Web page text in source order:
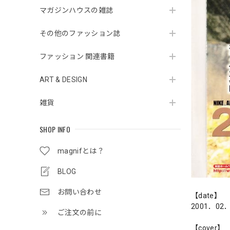
マガジンハウスの雑誌
その他のファッション誌
ファッション 関連書籍
ART & DESIGN
雑貨
SHOP INFO
magnifとは？
BLOG
お問い合わせ
ご注文の前に
【date】
2001．02
【cover】